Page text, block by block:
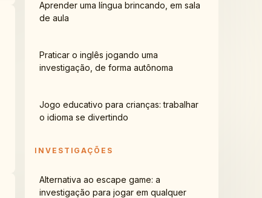
Aprender uma língua brincando, em sala
de aula
Praticar o inglês jogando uma
investigação, de forma autônoma
Jogo educativo para crianças: trabalhar
o idioma se divertindo
INVESTIGAÇÕES
Alternativa ao escape game: a
investigação para jogar em qualquer